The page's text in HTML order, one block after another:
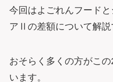
今回はよごれんフード
アⅡの差額について解説
おそらく多くの方がこ
います。